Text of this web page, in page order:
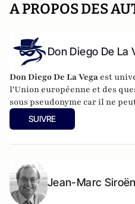
A PROPOS DES
Don Diego De La
Don Diego De La Vega est
l'Union européenne et des
sous pseudonyme car il ne
laquelle il travaille.
SUIVRE
Jean-Marc Siroën